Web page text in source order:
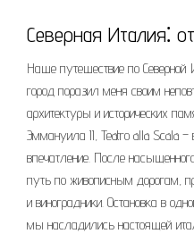
Северная Италия⁚
Наше путешествие по Северной
город поразил меня своим
архитектуры и исторических
Эммануила II, Teatro alla Scala –
впечатление. После
путь по живописным дорогам,
и виноградники. Остановка в
мы насладились настоящей